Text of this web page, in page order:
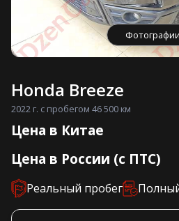
Honda Breeze
2022 г. с пробегом 46 500 км
Цена в Китае
Цена в России (с ПТС)
Реальный пробег